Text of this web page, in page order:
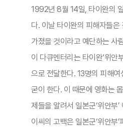
1992년 8월 14일, 타이완의
다. 이날 타이완의 피해자들은
가졌을 것이라고 예단하는 사
이 다큐멘터리는 타이완‘위
으로 전달한다. 13명의 피해
굳이 한다. 이 때문에 영화는
제들을 알려서 일본군‘위안부
이씨의 고백은 일본군‘위안부